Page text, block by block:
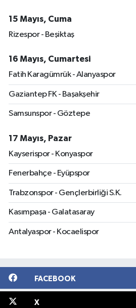
15 Mayıs, Cuma
Rizespor - Beşiktaş
16 Mayıs, Cumartesi
Fatih Karagümrük - Alanyaspor
Gaziantep FK - Başakşehir
Samsunspor - Göztepe
17 Mayıs, Pazar
Kayserispor - Konyaspor
Fenerbahçe - Eyüpspor
Trabzonspor - Gençlerbirliği S.K.
Kasımpaşa - Galatasaray
Antalyaspor - Kocaelispor
FACEBOOK
X